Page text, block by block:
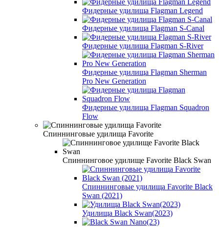
Фидерные удилища Flagman Legend
Фидерные удилища Flagman S-Canal
Фидерные удилища Flagman S-River
Фидерные удилища Flagman Sherman
Pro New Generation
Фидерные удилища Flagman Squadron
Flow
Спиннинговые удилища Favorite
Спиннинговое удилище Favorite Black Swan
Спиннинговые удилища Favorite Black
Swan (2021)
Удилища Black Swan(2023)